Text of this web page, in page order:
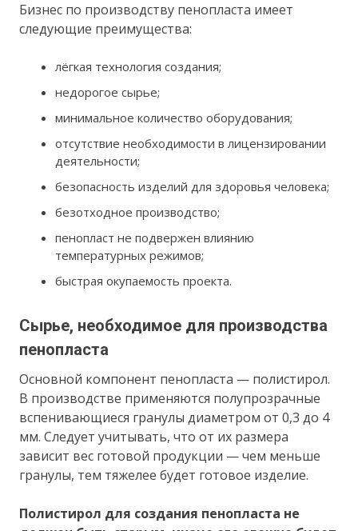
Бизнес по производству пенопласта имеет
следующие преимущества:
лёгкая технология создания;
недорогое сырье;
минимальное количество оборудования;
отсутствие необходимости в лицензировании
деятельности;
безопасность изделий для здоровья человека;
безотходное производство;
пенопласт не подвержен влиянию
температурных режимов;
быстрая окупаемость проекта.
Сырье, необходимое для производства
пенопласта
Основной компонент пенопласта — полистирол.
В производстве применяются полупрозрачные
вспенивающиеся гранулы диаметром от 0,3 до 4
мм. Следует учитывать, что от их размера
зависит вес готовой продукции — чем меньше
гранулы, тем тяжелее будет готовое изделие.
Полистирол для создания пенопласта не